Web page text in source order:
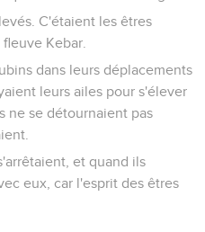
C'étaient les êtres
Kebar.
dans leurs déplacements
leurs ailes pour s'élever
ne se détournaient pas
et quand ils
eux, car l'esprit des êtres